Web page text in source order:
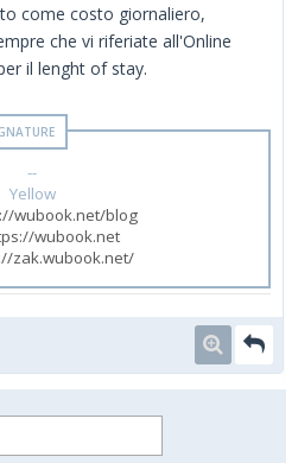
come costo giornaliero,
che vi riferiate all'Online
il lenght of stay.
--
Yellow
wubook.net/blog
wubook.net
zak.wubook.net/